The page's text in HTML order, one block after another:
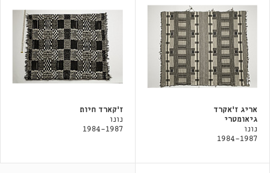
אריג ז'אקרד
גיאומטרי
נונו
1984-1987
ז'קארד חיות
נונו
1984-1987